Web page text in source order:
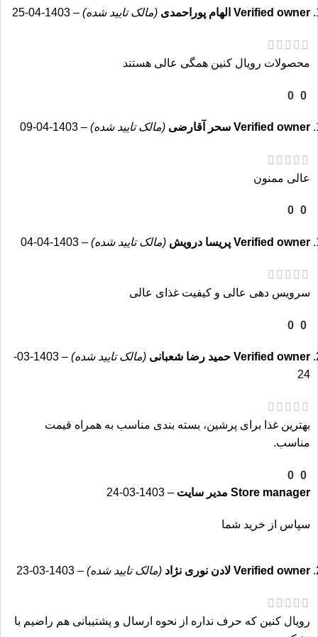
می‌کند.
این غذا با فرمول خود که شامل فیبرهای قابل هضم بالا است، به
پرشین که ممکن است به دلیل پوشش موی بلند خود حیاتی است.
اندازه و شکل دانه‌های اختصاصی
که به راحتی توسط گربه‌های پرشین با دهان کوچک‌تر خود گرفته
ترکیبات رویال کنین پرشین ادالت
مشتقات مرغ، چربی مرغ، مخمر برنج، برنج قهوه ای، کنجاله
طبیعی، کاسنی، سلولز پودر شده، روغن ماهی، سدیم
کلسیم، نمک، فروکتو الیگوساکاریدها، تورین، مخمر هیدرولیز
ویتامین و مواد معدنی های رویال پرشین:
Verified owner الهام پوراحمدی (مالک تایید شده) –
1403-04-25
محصولات رویال کنین همگی عالی هستند
0
0
Verified owner سحر آقارضی (مالک تایید شده) –
1403-04-09
عالی ممنون
0
0
Verified owner پریسا درویش (مالک تایید شده) –
1403-04-04
سرویس دهی عالی و کیفیت غذای عالی
0
0
Verified owner حمید رضا شعبانی (مالک تایید شده) –
1403-03-
24
بهترین غذا برای پرشین، بسته بندی مناسب به همراه قیمت
مناسب.
0
0
Store manager مدیر سایت –
1403-03-24
سپاس از خرید شما
Verified owner لادن نوری نژاد (مالک تایید شده) –
1403-03-23
رویال کنین که حرف نداره از نحوه ارسال و پشتیبانی هم راضیم با